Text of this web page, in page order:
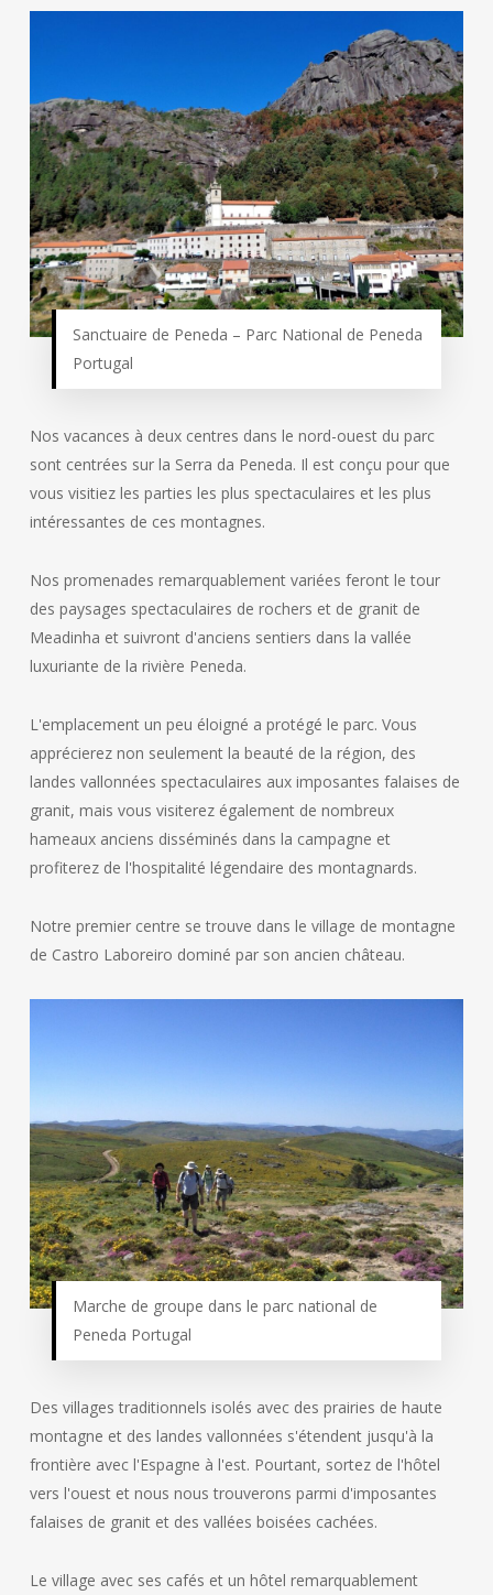
Sanctuaire de Peneda – Parc National de Peneda
Portugal
Nos vacances à deux centres dans le nord-ouest du parc
sont centrées sur la Serra da Peneda. Il est conçu pour que
vous visitiez les parties les plus spectaculaires et les plus
intéressantes de ces montagnes.
Nos promenades remarquablement variées feront le tour
des paysages spectaculaires de rochers et de granit de
Meadinha et suivront d'anciens sentiers dans la vallée
luxuriante de la rivière Peneda.
L'emplacement un peu éloigné a protégé le parc. Vous
apprécierez non seulement la beauté de la région, des
landes vallonnées spectaculaires aux imposantes falaises de
granit, mais vous visiterez également de nombreux
hameaux anciens disséminés dans la campagne et
profiterez de l'hospitalité légendaire des montagnards.
Notre premier centre se trouve dans le village de montagne
de Castro Laboreiro dominé par son ancien château.
Marche de groupe dans le parc national de
Peneda Portugal
Des villages traditionnels isolés avec des prairies de haute
montagne et des landes vallonnées s'étendent jusqu'à la
frontière avec l'Espagne à l'est. Pourtant, sortez de l'hôtel
vers l'ouest et nous nous trouverons parmi d'imposantes
falaises de granit et des vallées boisées cachées.
Le village avec ses cafés et un hôtel remarquablement